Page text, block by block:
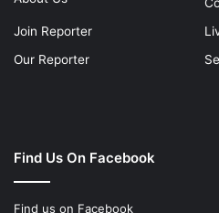
Join Reporter
Our Reporter
Find Us On Facebook
Find us on Facebook